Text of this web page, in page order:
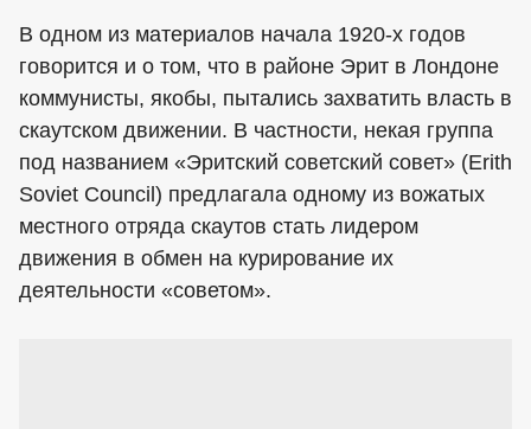
В одном из материалов начала 1920-х годов
говорится и о том, что в районе Эрит в Лондоне
коммунисты, якобы, пытались захватить власть в
скаутском движении. В частности, некая группа
под названием «Эритский советский совет» (Erith
Soviet Council) предлагала одному из вожатых
местного отряда скаутов стать лидером
движения в обмен на курирование их
деятельности «советом».